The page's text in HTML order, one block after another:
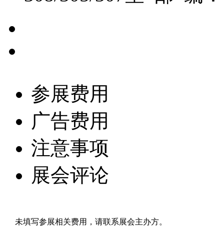
参展费用
广告费用
注意事项
展会评论
未填写参展相关费用，请联系展会主办方。